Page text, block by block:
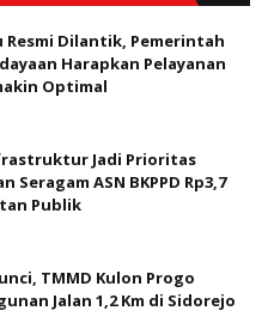
Resmi Dilantik, Pemerintah
Harapkan Pelayanan
Optimal
Jadi Prioritas
Seragam ASN BKPPD Rp3,7
Publik
TMMD Kulon Progo
Jalan 1,2 Km di Sidorejo